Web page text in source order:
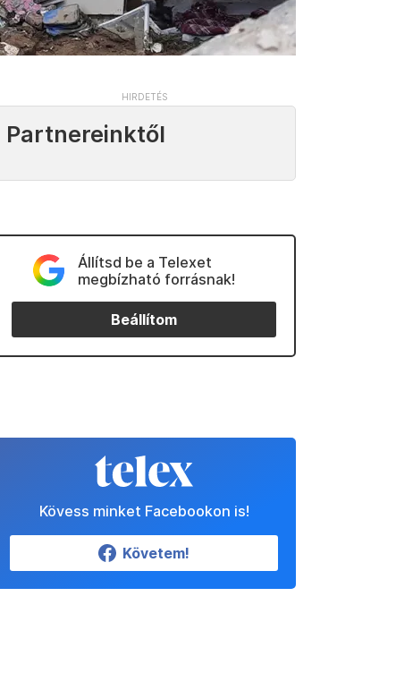
Partnereinktől
Állítsd be a Telexet
megbízható forrásnak!
Beállítom
Kövess minket Facebookon is!
Követem!